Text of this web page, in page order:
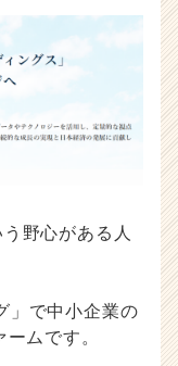
野心がある人
」で中小企業の
ムです。